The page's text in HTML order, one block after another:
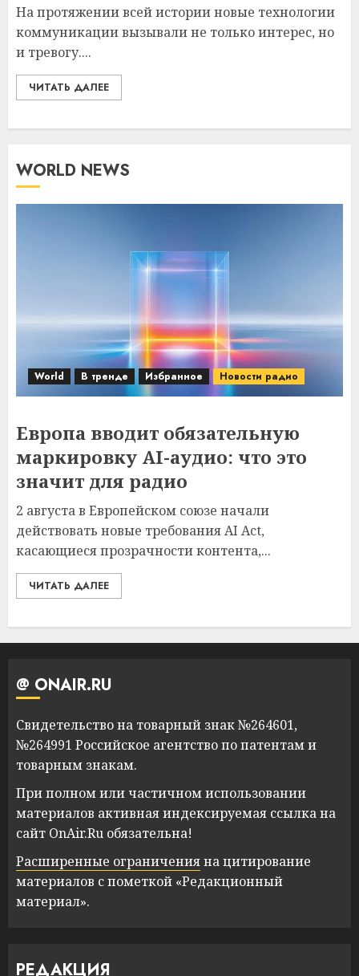
На протяжении всей истории новые технологии
коммуникации вызывали не только интерес, но
и тревогу....
ЧИТАТЬ ДАЛЕЕ
WORLD NEWS
World В тренде Избранное Новости радио
Европа вводит обязательную
маркировку AI-аудио: что это
значит для радио
2 августа в Европейском союзе начали
действовать новые требования AI Act,
касающиеся прозрачности контента,...
ЧИТАТЬ ДАЛЕЕ
@ ONAIR.RU
Свидетельство на товарный знак №264601,
№264991 Российское агентство по патентам и
товарным знакам.
При полном или частичном использовании
материалов активная индексируемая ссылка на
сайт OnAir.Ru обязательна!
Расширенные ограниченияна цитирование
материалов с пометкой «Редакционный
материал».
РЕДАКЦИЯ